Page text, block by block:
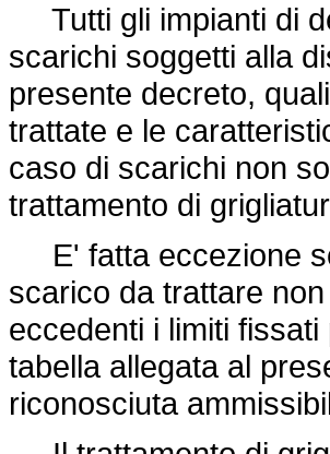
Tutti gli impianti di
scarichi soggetti alla
presente decreto,
trattate e le
caso di scarichi non
trattamento di
E' fatta eccezione
scarico da trattare
eccedenti i limiti
tabella allegata al
riconosciuta